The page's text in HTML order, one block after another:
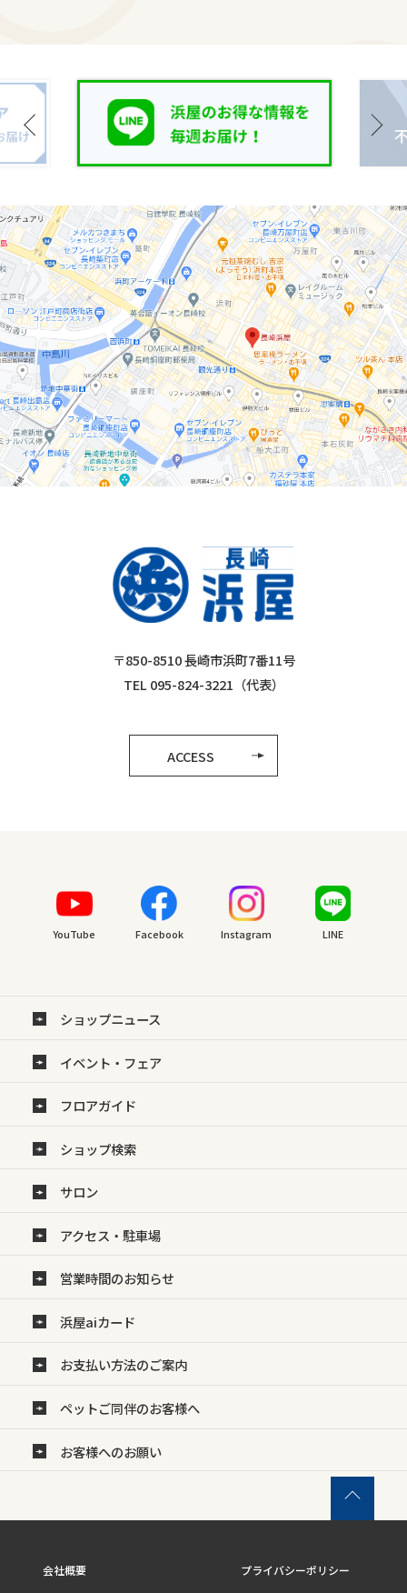
〒850-8510 長崎市浜町7番11号
TEL 095-824-3221（代表）
ACCESS
YouTube Facebook Instagram LINE
ショップニュース
イベント・フェア
フロアガイド
ショップ検索
サロン
アクセス・駐車場
営業時間のお知らせ
浜屋aiカード
お支払い方法のご案内
ペットご同伴のお客様へ
お客様へのお願い
会社概要
プライバシーポリシー